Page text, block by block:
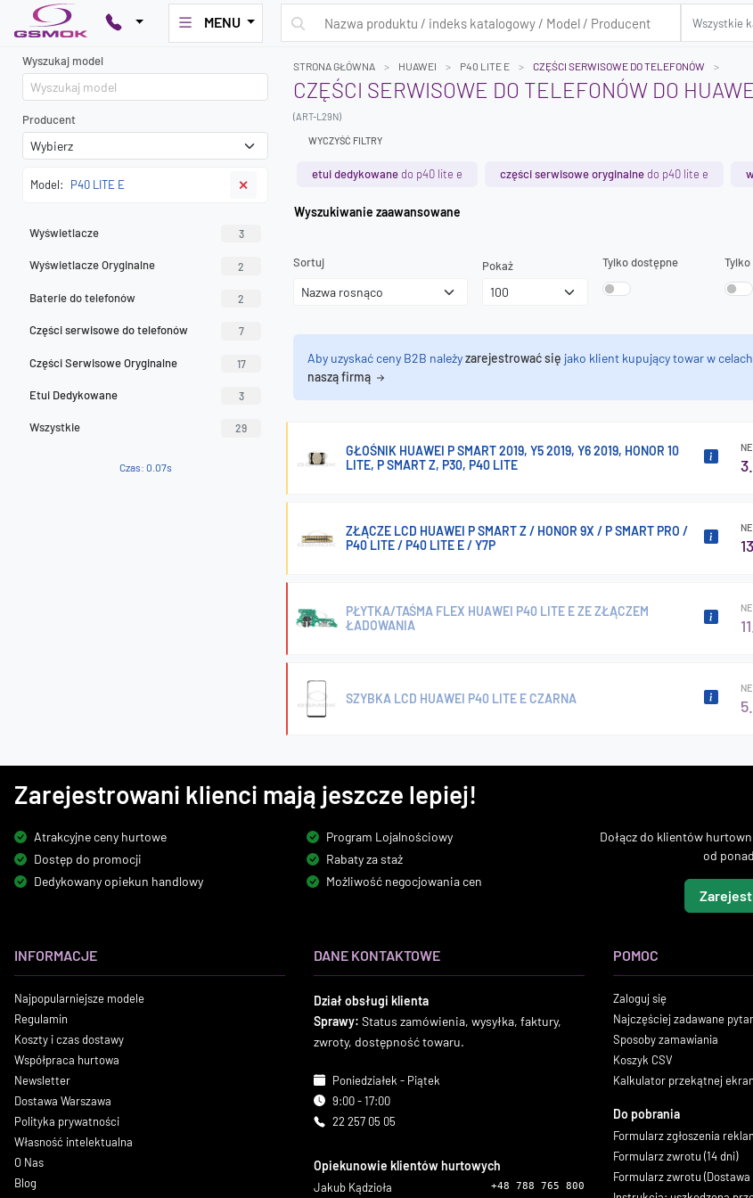
MENU
Wyszukaj model
Producent
Model: P40 LITE E ✕
Wyświetlacze 3
Wyświetlacze Oryginalne 2
Baterie do telefonów 2
Części serwisowe do telefonów 7
Części Serwisowe Oryginalne 17
Etui Dedykowane 3
Wszystkie 29
Czas: 0.07s
STRONA GŁÓWNA HUAWEI P40 LITE E CZĘŚCI SERWISOWE DO TELEFONÓW
CZĘŚCI SERWISOWE DO TELEFONÓW DO
(ART-L29N)
WYCZYŚĆ FILTRY
etui dedykowane do p40 lite e części serwisowe oryginalne do p40 lite e
Wyszukiwanie zaawansowane
Sortuj Pokaż Tylko dostępne
Aby uzyskać ceny B2B należyzarejestrować się jako klient kupujący towar w
naszą firmą
GŁOŚNIK HUAWEI P SMART 2019, Y5 2019, Y6 2019, HONOR 10
LITE, P SMART Z, P30, P40 LITE
ZŁĄCZE LCD HUAWEI P SMART Z / HONOR 9X / P SMART PRO /
P40 LITE / P40 LITE E / Y7P
PŁYTKA/TAŚMA FLEX HUAWEI P40 LITE E ZE ZŁĄCZEM
ŁADOWANIA
SZYBKA LCD HUAWEI P40 LITE E CZARNA
Zarejestrowani klienci mają jeszcze lepiej!
Atrakcyjne ceny hurtowe
Dostęp do promocji
Dedykowany opiekun handlowy
Program Lojalnościowy
Rabaty za staż
Możliwość negocjowania cen
Dołącz do klientów
od
INFORMACJE
Najpopularniejsze modele
Regulamin
Koszty i czas dostawy
Współpraca hurtowa
Newsletter
Dostawa Warszawa
Polityka prywatności
Własność intelektualna
O Nas
Blog
DANE KONTAKTOWE
Dział obsługi klienta
Sprawy: Status zamówienia, wysyłka, faktury,
zwroty, dostępność towaru.
Poniedziałek - Piątek
9:00 - 17:00
22 257 05 05
Opiekunowie klientów hurtowych
Jakub Kądzioła +48 788 765 800
POMOC
Zaloguj się
Najczęściej zadawane
Sposoby zamawiania
Koszyk CSV
Kalkulator przekątnej
Do pobrania
Formularz zgłoszenia
Formularz zwrotu (14 dni)
Formularz zwrotu (Dostawa